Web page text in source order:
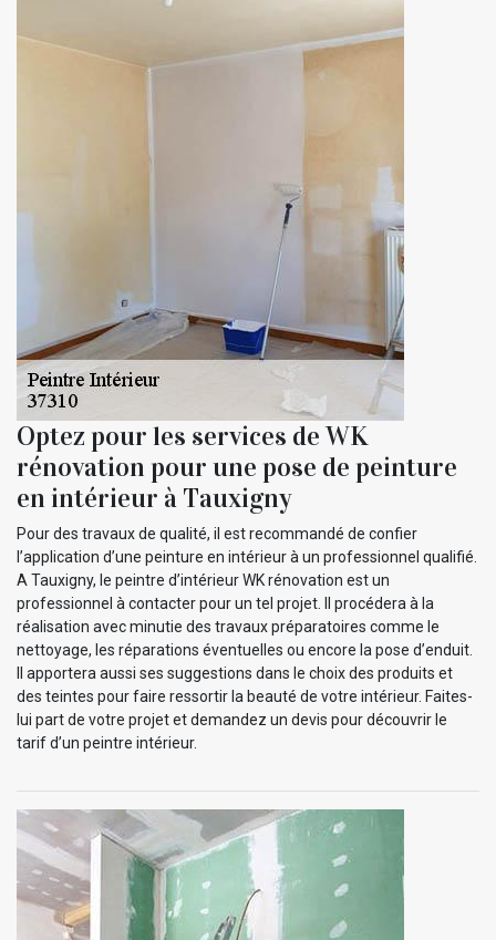
Optez pour les services de WK
rénovation pour une pose de peinture
en intérieur à Tauxigny
Pour des travaux de qualité, il est recommandé de confier
l’application d’une peinture en intérieur à un professionnel qualifié.
A Tauxigny, le peintre d’intérieur WK rénovation est un
professionnel à contacter pour un tel projet. Il procédera à la
réalisation avec minutie des travaux préparatoires comme le
nettoyage, les réparations éventuelles ou encore la pose d’enduit.
Il apportera aussi ses suggestions dans le choix des produits et
des teintes pour faire ressortir la beauté de votre intérieur. Faites-
lui part de votre projet et demandez un devis pour découvrir le
tarif d’un peintre intérieur.